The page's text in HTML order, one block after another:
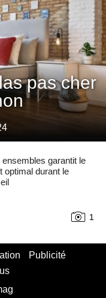
pas cher
ensembles garantit le
optimal durant le
1
Publicité